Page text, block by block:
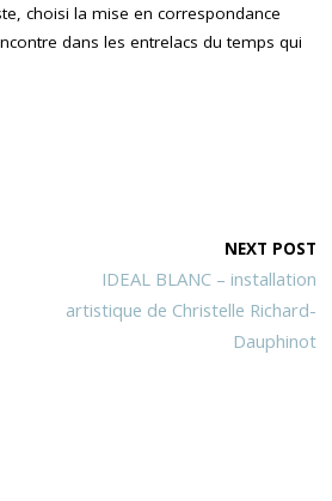
choisi la mise en correspondance
dans les entrelacs du temps qui
NEXT POST
IDEAL BLANC – installation
artistique de Christelle Richard-
Dauphinot